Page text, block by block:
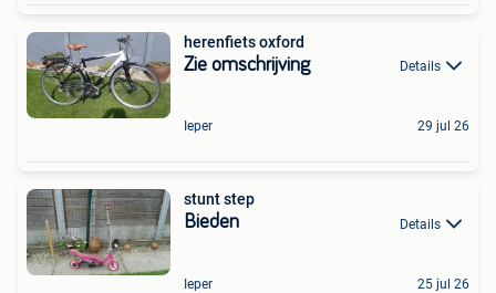
herenfiets oxford
Zie omschrijving Details
Ieper 29 jul 26
stunt step
Bieden Details
Ieper 25 jul 26